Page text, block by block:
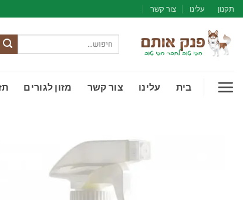
Skip
to
content
תקנון עלינו צור קשר
עבור:
בית עלינו צור קשר מזון לגורים